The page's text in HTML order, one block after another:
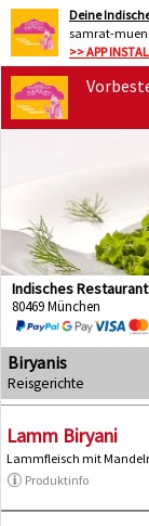
Deine
samrat-
>> APP
Indisches
80469 München
Biryanis
Reisgerichte
Lamm Biryani
Lammfleisch mit
Produktinfo